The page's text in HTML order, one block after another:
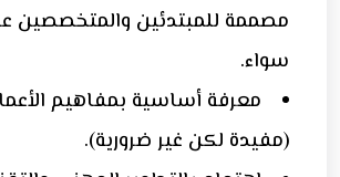
مصممة للمبتدئين والمتخصصين
سواء.
معرفة أساسية بمفاهيم
(مفيدة لكن غير ضرورية).